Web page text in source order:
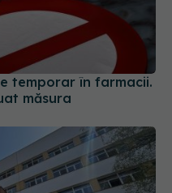
temporar în farmacii.
măsura